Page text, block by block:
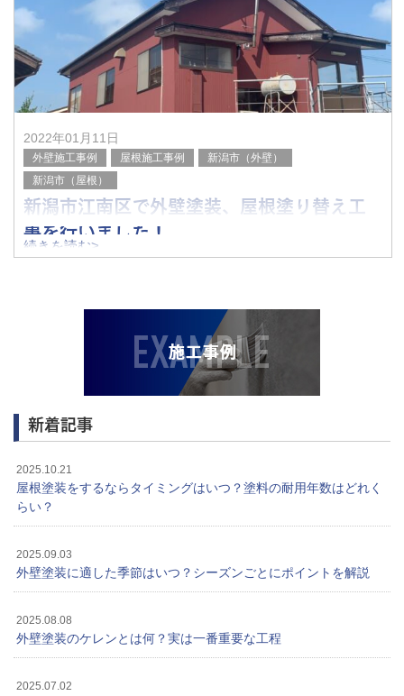
最近、だんだんと温かくなってきましたね～。
新潟市で外壁塗装なら、こちら、渡辺塗工にお任せくださ
い！
昨日、
2022年01月11日
外壁施工事例 屋根施工事例
新潟市（外壁）
新潟市（屋根）
新潟市江南区で外壁塗装、屋根塗り替え工
事を行いました！
こんにちは、渡辺塗工です。
続きを読む>
新着記事
2025.10.21
屋根塗装をするならタイミングはいつ？塗料の耐用年数はどれく
らい？
2025.09.03
外壁塗装に適した季節はいつ？シーズンごとにポイントを解説
2025.08.08
外壁塗装のケレンとは何？実は一番重要な工程
2025.07.02